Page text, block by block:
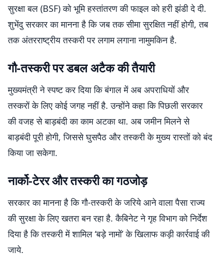
सुरक्षा बल (BSF) को भूमि हस्तांतरण की फाइल को हरी झंडी दे दी.
शुभेंदु सरकार का मानना है कि जब तक सीमा सुरक्षित नहीं होगी, तब
तक अंतरराष्ट्रीय तस्करी पर लगाम लगाना नामुमकिन है.
गौ-तस्करी पर डबल अटैक की तैयारी
मुख्यमंत्री ने स्पष्ट कर दिया कि बंगाल में अब अपराधियों और
तस्करों के लिए कोई जगह नहीं है. उन्होंने कहा कि पिछली सरकार
की वजह से बाड़बंदी का काम अटका था. अब जमीन मिलने से
बाड़बंदी पूरी होगी, जिससे घुसपैठ और तस्करी के मुख्य रास्तों को बंद
किया जा सकेगा.
नार्को-टेरर और तस्करी का गठजोड़
सरकार का मानना है कि गौ-तस्करी के जरिये आने वाला पैसा राज्य
की सुरक्षा के लिए खतरा बन रहा है. कैबिनेट ने गृह विभाग को निर्देश
दिया है कि तस्करी में शामिल ‘बड़े नामों’ के खिलाफ कड़ी कार्रवाई की
जाये.